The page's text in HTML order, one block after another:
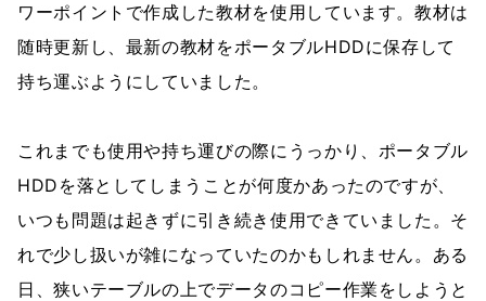
ワーポイントで作成した教材を使用しています。教材は
随時更新し、最新の教材をポータブルHDDに保存して
持ち運ぶようにしていました。
これまでも使用や持ち運びの際にうっかり、ポータブル
HDDを落としてしまうことが何度かあったのですが、
いつも問題は起きずに引き続き使用できていました。そ
れで少し扱いが雑になっていたのかもしれません。ある
日、狭いテーブルの上でデータのコピー作業をしようと